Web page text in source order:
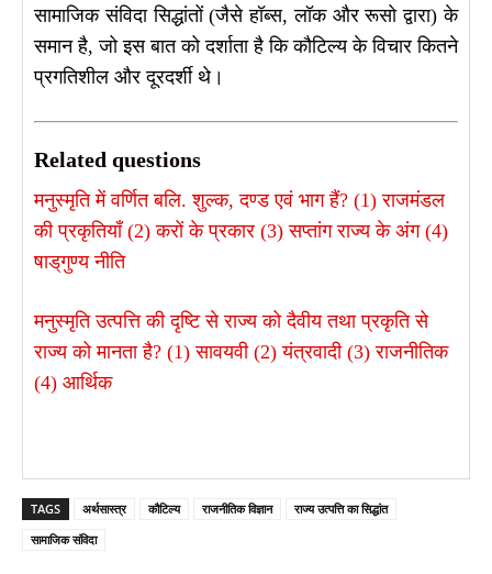
सामाजिक संविदा सिद्धांतों (जैसे हॉब्स, लॉक और रूसो द्वारा) के
समान है, जो इस बात को दर्शाता है कि कौटिल्य के विचार कितने
प्रगतिशील और दूरदर्शी थे।
Related questions
मनुस्मृति में वर्णित बलि. शुल्क, दण्ड एवं भाग हैं? (1) राजमंडल
की प्रकृतियाँ (2) करों के प्रकार (3) सप्तांग राज्य के अंग (4)
षाड्‌गुण्य नीति
मनुस्मृति उत्पत्ति की दृष्टि से राज्य को दैवीय तथा प्रकृति से
राज्य को मानता है? (1) सावयवी (2) यंत्रवादी (3) राजनीतिक
(4) आर्थिक
TAGS अर्थसास्त्र कौटिल्य राजनीतिक विज्ञान
राज्य उत्पत्ति का सिद्धांत
सामाजिक संविदा